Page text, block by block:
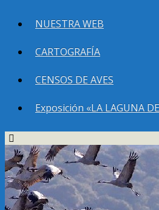
NUESTRA WEB
CARTOGRAFÍA
CENSOS DE AVES